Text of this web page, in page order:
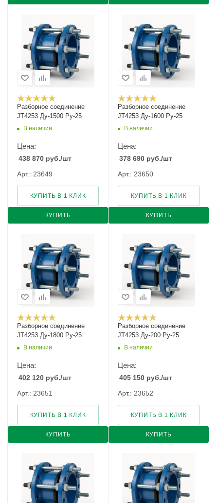
Разборное соединение
JT4253 Ду-1500 Ру-25
В наличии
Цена:
438 870 руб./шт
Арт.: 23649
КУПИТЬ
КУПИТЬ В 1 КЛИК
Разборное соединение
JT4253 Ду-1600 Ру-25
В наличии
Цена:
378 690 руб./шт
Арт.: 23650
КУПИТЬ
КУПИТЬ В 1 КЛИК
Разборное соединение
JT4253 Ду-1800 Ру-25
В наличии
Цена:
402 120 руб./шт
Арт.: 23651
КУПИТЬ
КУПИТЬ В 1 КЛИК
Разборное соединение
JT4253 Ду-200 Ру-25
В наличии
Цена:
405 150 руб./шт
Арт.: 23652
КУПИТЬ
КУПИТЬ В 1 КЛИК